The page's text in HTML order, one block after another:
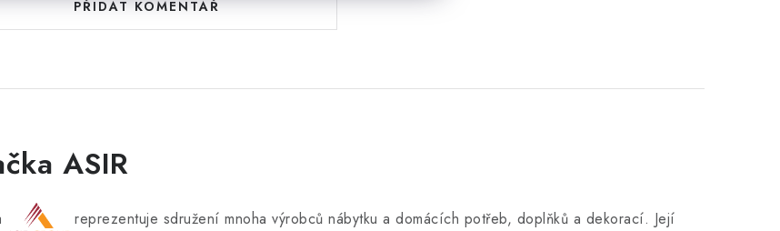
PŘIDAT KOMENTÁŘ
ASIR
reprezentuje sdružení mnoha výrobců nábytku a domácích potřeb, doplňků a dekorací. Její